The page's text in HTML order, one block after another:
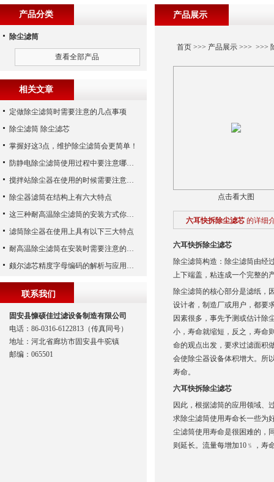
产品展示
首页>>> 产品展示>>> >>>
点击看大图
六耳快拆除尘滤芯 的详细
六耳快拆除尘滤芯
除尘滤筒构造：除尘滤筒由经
上下端盖，粘连成一个完整
除尘滤筒的核心部分是滤纸，
设计者，制造厂或用户，都要
因素很多，事先予测或估计除
小，寿命就缩短，反之，寿命
命的观点出发，要求过滤面积
会使除尘器设备体积增大。所
寿命。
六耳快拆除尘滤芯
因此，根据滤筒的应用领域、
求除尘滤筒使用寿命长一些为
尘滤筒使用寿命是很困难的，
则延长。流量每增加10﹪，寿
产品分类
除尘滤筒
查看全部产品
相关文章
定做除尘滤筒时需要注意的几点事项
除尘滤筒 除尘滤芯
掌握好这3点，维护除尘滤筒会更简单！
防静电除尘滤筒使用过程中要注意哪些事项
搅拌站除尘器在使用的时候需要注意哪些事项？
除尘器滤筒在结构上有六大特点
这三种耐高温除尘滤筒的安装方式你都知道吗？
滤筒除尘器在使用上具有以下三大特点
耐高温除尘滤筒在安装时需要注意的事项
颇尔滤芯精度字母编码的解析与应用指南
联系我们
固安县慷硕佳过滤设备制造有限公司
电话：86-0316-6122813（传真同号）
地址：河北省廊坊市固安县牛驼镇
邮编：065501